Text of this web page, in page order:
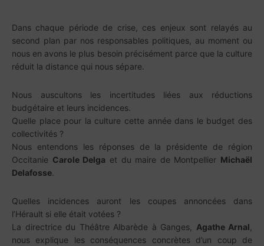
Dans chaque période de crise, ces enjeux sont relayés au
second plan par nos responsables politiques, au moment ou
nous en avons le plus besoin précisément parce que la culture
réduit la distance qui nous sépare.
Nous auscultons les incertitudes liées aux réductions
budgétaire et leurs incidences.
Quelle place pour la culture cette année dans le budget des
collectivités ?
Nous entendons les réponses de la présidente de région
Occitanie Carole Delga et du maire de Montpellier Michaël
Delafosse.
Quelles incidences auront les coupes annoncées dans
l’Hérault si elle était votées ?
La directrice du Théâtre Albarède à Ganges, Agathe Arnal
nous explique les conséquences concrètes d’un coup de